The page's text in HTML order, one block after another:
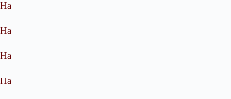
На
На
На
На